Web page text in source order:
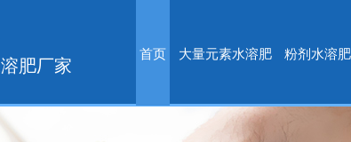
肥厂家 首页 大量元素水溶肥 粉剂水溶肥